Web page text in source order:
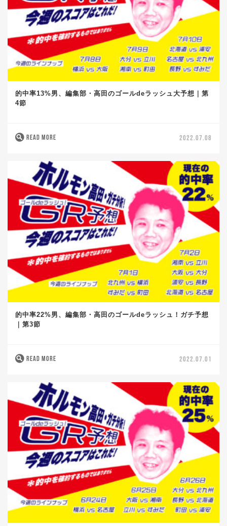
的中率13%男、編集部・高田のゴールdeラッシュ大予想｜第
4節
READ MORE 2022.07.08
的中率22%男、編集部・高田のゴールdeラッシュ！ガチ予想
｜第3節
READ MORE 2022.07.01